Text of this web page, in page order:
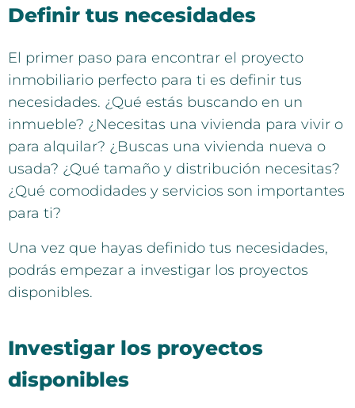
Definir tus necesidades
El primer paso para encontrar el proyecto
inmobiliario perfecto para ti es definir tus
necesidades. ¿Qué estás buscando en un
inmueble? ¿Necesitas una vivienda para vivir o
para alquilar? ¿Buscas una vivienda nueva o
usada? ¿Qué tamaño y distribución necesitas?
¿Qué comodidades y servicios son importantes
para ti?
Una vez que hayas definido tus necesidades,
podrás empezar a investigar los proyectos
disponibles.
Investigar los proyectos
disponibles